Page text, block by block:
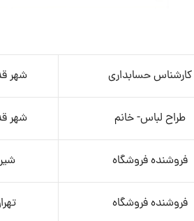
کارشناس حسابداری شهر
طراح لباس- خانم شهر
فروشنده فروشگاه
فروشنده فروشگاه